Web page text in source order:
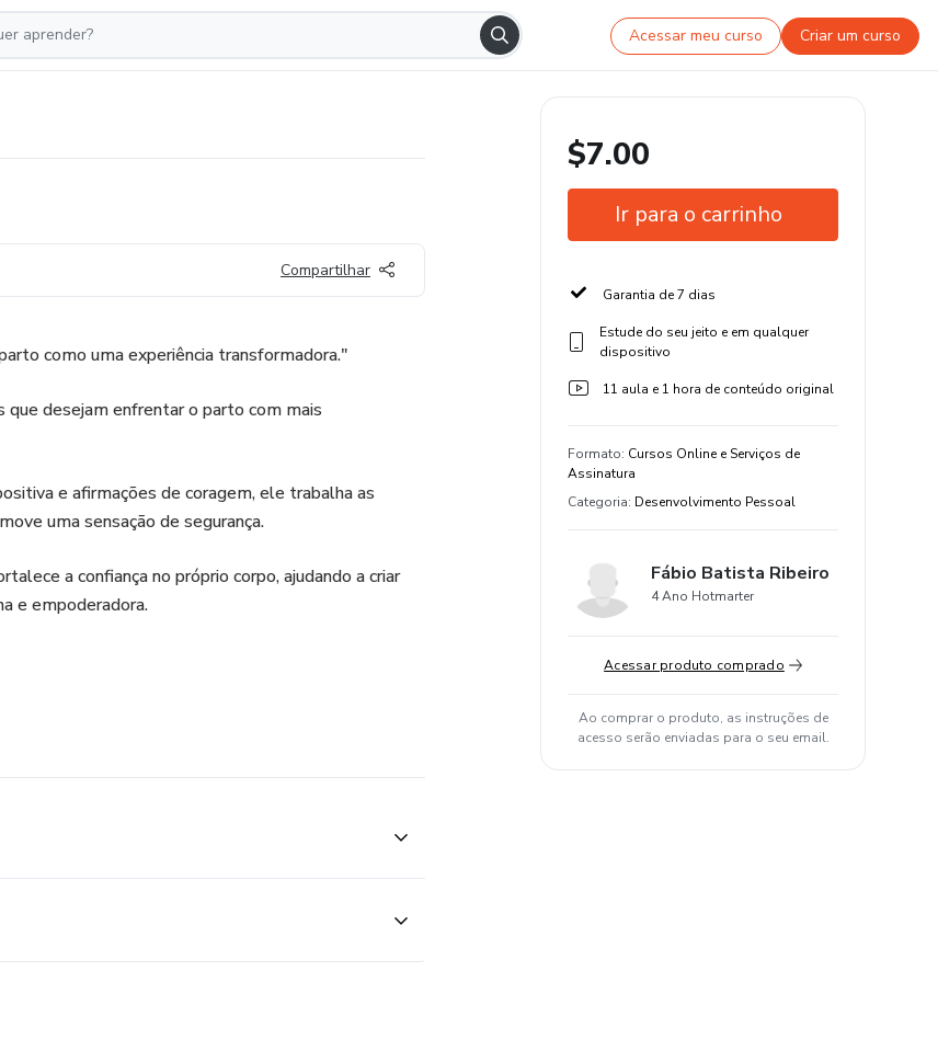
Acessar meu curso Criar um curso
Compartilhar
como uma experiência transformadora."
que desejam enfrentar o parto com mais
e afirmações de coragem, ele trabalha as
uma sensação de segurança.
a confiança no próprio corpo, ajudando a criar
e empoderadora.
$7.00
Ir para o carrinho
Garantia de 7 dias
Estude do seu jeito e em qualquer
dispositivo
11 aula e 1 hora de conteúdo original
Formato: Cursos Online e Serviços de
Assinatura
Categoria: Desenvolvimento Pessoal
Fábio Batista Ribeiro
4 Ano Hotmarter
Acessar produto comprado
Ao comprar o produto, as instruções de
acesso serão enviadas para o seu email.